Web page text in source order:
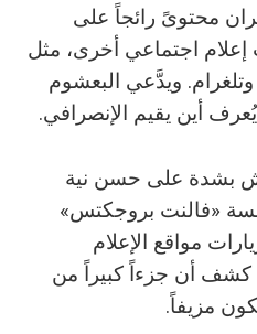
محتوىً رائجاً على
اجتماعي أخرى، مثل
ويدَّعي البعشوم
أين يقيم الإنصرافي.
بشدة على حسن نية
«فالنت بروجكتس»
مواقع الإعلام
كشف أن جزءاً كبيراً من
مزيفاً.